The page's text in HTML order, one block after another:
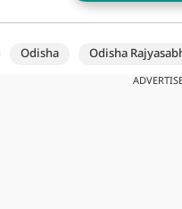
Odisha Odisha